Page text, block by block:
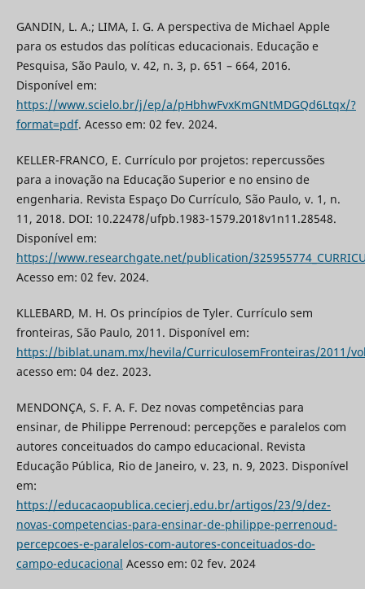
GANDIN, L. A.; LIMA, I. G. A perspectiva de Michael Apple
para os estudos das políticas educacionais. Educação e
Pesquisa, São Paulo, v. 42, n. 3, p. 651 – 664, 2016.
Disponível em:
https://www.scielo.br/j/ep/a/pHbhwFvxKmGNtMDGQd6Ltqx/?
format=pdf. Acesso em: 02 fev. 2024.
KELLER-FRANCO, E. Currículo por projetos: repercussões
para a inovação na Educação Superior e no ensino de
engenharia. Revista Espaço Do Currículo, São Paulo, v. 1, n.
11, 2018. DOI: 10.22478/ufpb.1983-1579.2018v1n11.28548.
Disponível em:
https://www.researchgate.net/publication/
Acesso em: 02 fev. 2024.
KLLEBARD, M. H. Os princípios de Tyler. Currículo sem
fronteiras, São Paulo, 2011. Disponível em:
https://biblat.unam.mx/hevila/CurriculosemFronteiras/2011/
acesso em: 04 dez. 2023.
MENDONÇA, S. F. A. F. Dez novas competências para
ensinar, de Philippe Perrenoud: percepções e paralelos com
autores conceituados do campo educacional. Revista
Educação Pública, Rio de Janeiro, v. 23, n. 9, 2023. Disponível
em:
https://educacaopublica.cecierj.edu.br/artigos/23/9/dez-
novas-competencias-para-ensinar-de-philippe-perrenoud-
percepcoes-e-paralelos-com-autores-conceituados-do-
campo-educacional Acesso em: 02 fev. 2024